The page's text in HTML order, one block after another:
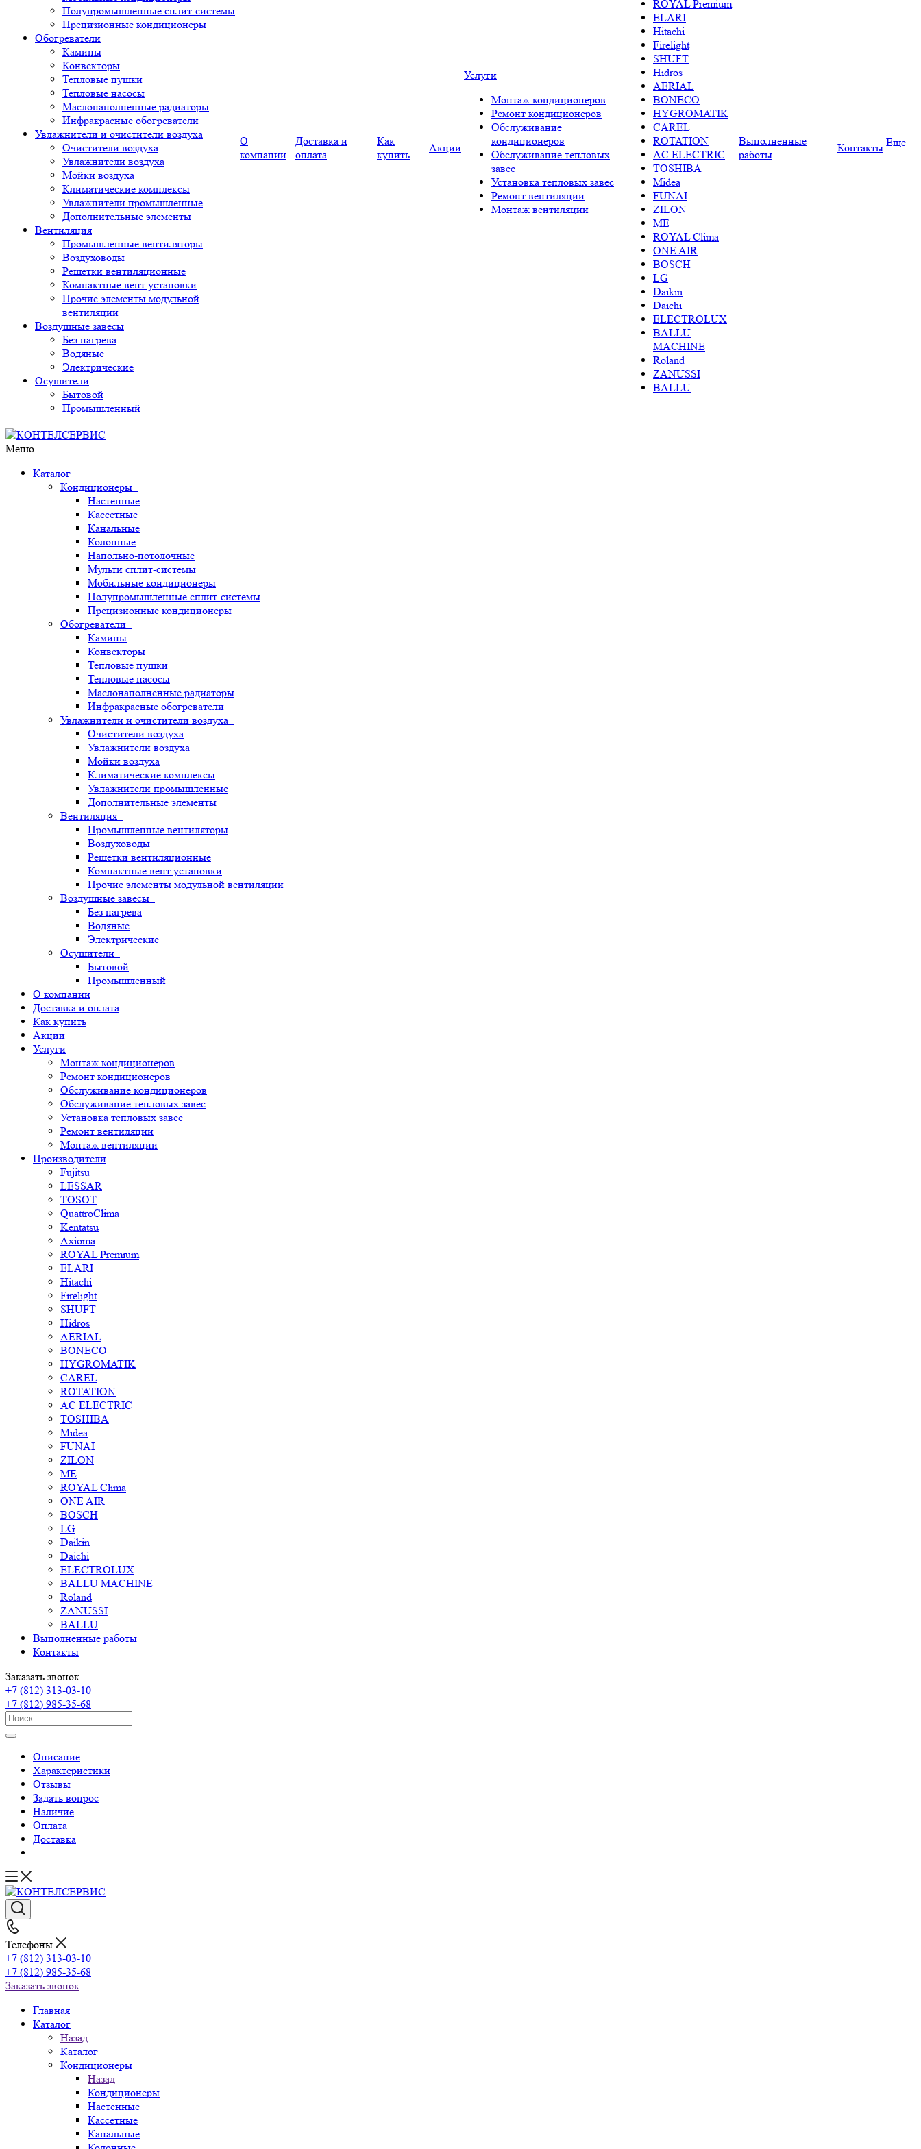
Полупромышленные сплит-системы
Прецизионные кондиционеры
Обогреватели
Камины
Конвекторы
Тепловые пушки
Тепловые насосы
Маслонаполненные радиаторы
Инфракрасные обогреватели
Увлажнители и очистители воздуха
Очистители воздуха
Увлажнители воздуха
Мойки воздуха
Климатические комплексы
Увлажнители промышленные
Дополнительные элементы
Вентиляция
Промышленные вентиляторы
Воздуховоды
Решетки вентиляционные
Компактные вент установки
Прочие элементы модульной
вентиляции
Воздушные завесы
Без нагрева
Водяные
Электрические
Осушители
Бытовой
Промышленный
О
компании
Доставка и
оплата
Как
купить
Акции
Услуги
Монтаж кондиционеров
Ремонт кондиционеров
Обслуживание
кондиционеров
Обслуживание тепловых
завес
Установка тепловых завес
Ремонт вентиляции
Монтаж вентиляции
ROYAL Premium
ELARI
Hitachi
Firelight
SHUFT
Hidros
AERIAL
BONECO
HYGROMATIK
CAREL
ROTATION
AC ELECTRIC
TOSHIBA
Midea
FUNAI
ZILON
ME
ROYAL Clima
ONE AIR
BOSCH
LG
Daikin
Daichi
ELECTROLUX
BALLU
MACHINE
Roland
ZANUSSI
BALLU
Выполненные
работы
Контакты Ещё
Меню
Каталог
Кондиционеры
Настенные
Кассетные
Канальные
Колонные
Напольно-потолочные
Мульти сплит-системы
Мобильные кондиционеры
Полупромышленные сплит-системы
Прецизионные кондиционеры
Обогреватели
Камины
Конвекторы
Тепловые пушки
Тепловые насосы
Маслонаполненные радиаторы
Инфракрасные обогреватели
Увлажнители и очистители воздуха
Очистители воздуха
Увлажнители воздуха
Мойки воздуха
Климатические комплексы
Увлажнители промышленные
Дополнительные элементы
Вентиляция
Промышленные вентиляторы
Воздуховоды
Решетки вентиляционные
Компактные вент установки
Прочие элементы модульной вентиляции
Воздушные завесы
Без нагрева
Водяные
Электрические
Осушители
Бытовой
Промышленный
О компании
Доставка и оплата
Как купить
Акции
Услуги
Монтаж кондиционеров
Ремонт кондиционеров
Обслуживание кондиционеров
Обслуживание тепловых завес
Установка тепловых завес
Ремонт вентиляции
Монтаж вентиляции
Производители
Fujitsu
LESSAR
TOSOT
QuattroClima
Kentatsu
Axioma
ROYAL Premium
ELARI
Hitachi
Firelight
SHUFT
Hidros
AERIAL
BONECO
HYGROMATIK
CAREL
ROTATION
AC ELECTRIC
TOSHIBA
Midea
FUNAI
ZILON
ME
ROYAL Clima
ONE AIR
BOSCH
LG
Daikin
Daichi
ELECTROLUX
BALLU MACHINE
Roland
ZANUSSI
BALLU
Выполненные работы
Контакты
Заказать звонок
+7 (812) 313-03-10
+7 (812) 985-35-68
Описание
Характеристики
Отзывы
Задать вопрос
Наличие
Оплата
Доставка
Телефоны
+7 (812) 313-03-10
+7 (812) 985-35-68
Заказать звонок
Главная
Каталог
Назад
Каталог
Кондиционеры
Назад
Кондиционеры
Настенные
Кассетные
Канальные